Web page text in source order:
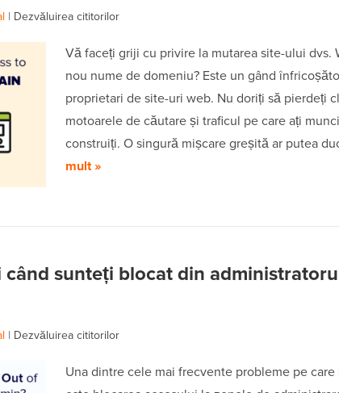
| Dezvăluirea cititorilor
Vă faceți griji cu privire la mutarea site-ului dvs.
nou nume de domeniu? Este un gând
proprietari de site-uri web. Nu doriți să pierdeți
motoarele de căutare și traficul pe care ați
construiți. O singură mișcare greșită ar putea
mult »
când sunteți blocat din
| Dezvăluirea cititorilor
Una dintre cele mai frecvente probleme pe